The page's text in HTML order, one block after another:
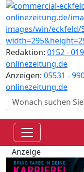
Redaktion: 0152 -
onlinezeitung.de
Anzeigen: 05531 -
onlinezeitung.de
Anzeige